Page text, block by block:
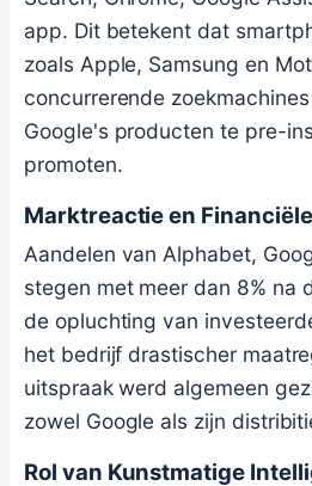
app. Dit betekent dat
zoals Apple, Samsung en
concurrerende
Google's producten te pre-
promoten.
Marktreactie en
Aandelen van Alphabet,
stegen met meer dan 8% na
de opluchting van
het bedrijf drastischer
uitspraak werd algemeen
zowel Google als zijn
Rol van Kunstmatige